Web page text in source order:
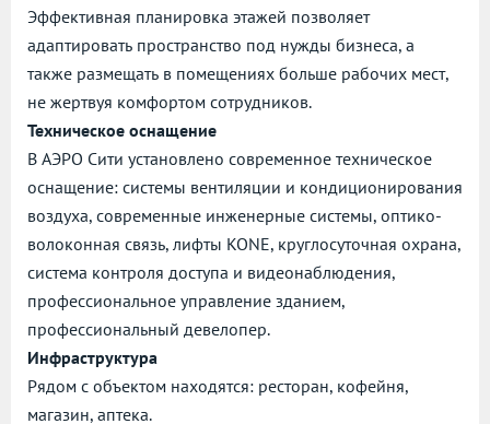
Эффективная планировка этажей позволяет
адаптировать пространство под нужды бизнеса, а
также размещать в помещениях больше рабочих мест,
не жертвуя комфортом сотрудников.
Техническое оснащение
В АЭРО Сити установлено современное техническое
оснащение: системы вентиляции и кондиционирования
воздуха, современные инженерные системы, оптико-
волоконная связь, лифты KONE, круглосуточная охрана,
система контроля доступа и видеонаблюдения,
профессиональное управление зданием,
профессиональный девелопер.
Инфраструктура
Рядом с объектом находятся: ресторан, кофейня,
магазин, аптека.